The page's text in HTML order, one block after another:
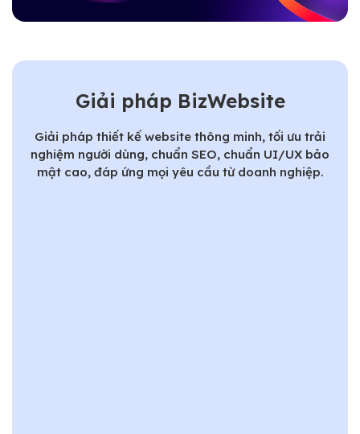
Giải pháp BizWebsite
Giải pháp thiết kế website thông minh, tối ưu trải
nghiệm người dùng, chuẩn SEO, chuẩn UI/UX bảo
mật cao, đáp ứng mọi yêu cầu từ doanh nghiệp.